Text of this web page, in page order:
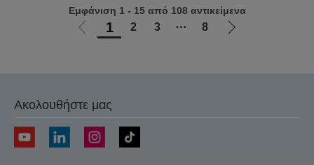
Μετάβαση
1 2 3 ⋯ 8
Μετάβαση
Εμφάνιση 1 - 15 από 108 αντικείμενα
Ακολουθήστε μας